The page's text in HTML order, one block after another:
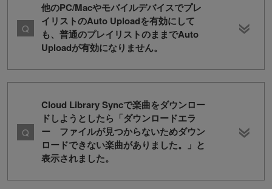
他のPC/Macやモバイルデバイスでプレ
イリストのAuto Uploadを有効にして
も、普通のプレイリストのままでAuto
Uploadが有効になりません。
Cloud Library Syncで楽曲をダウンロー
ドしようとしたら「ダウンロードエラ
ー ファイルが見つからないためダウン
ロードできない楽曲がありました。」と
表示されました。